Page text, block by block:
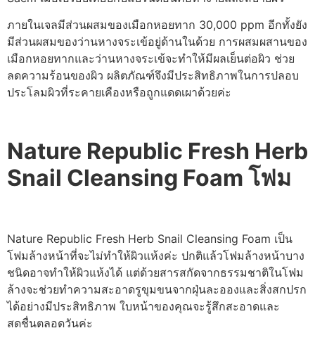
ภายในเจลมีส่วนผสมของเมือกหอยทาก 30,000 ppm อีกทั้งยัง
มีส่วนผสมของว่านหางจระเข้อยู่ด้านในด้วย การผสมผสานของ
เมือกหอยทากและว่านหางจระเข้จะทำให้มีผลเย็นต่อผิว ช่วย
ลดความร้อนของผิว ผลิตภัณฑ์จึงมีประสิทธิภาพในการปลอบ
ประโลมผิวที่ระคายเคืองหรือถูกแดดเผาด้วยค่ะ
Nature Republic Fresh Herb
Snail Cleansing Foam โฟม
Nature Republic Fresh Herb Snail Cleansing Foam เป็น
โฟมล้างหน้าที่จะไม่ทำให้ผิวแห้งค่ะ ปกติแล้วโฟมล้างหน้าบาง
ชนิดอาจทำให้ผิวแห้งได้ แต่ด้วยสารสกัดจากธรรมชาติในโฟม
ล้างจะช่วยทำความสะอาดรูขุมขนจากฝุ่นละอองและสิ่งสกปรก
ได้อย่างมีประสิทธิภาพ ใบหน้าของคุณจะรู้สึกสะอาดและ
สดชื่นตลอดวันค่ะ